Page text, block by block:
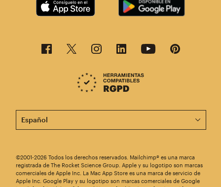
Esta página está disponible en otros idiomas. ¡Elige
©2001-2026 Todos los derechos reservados. Mailchimp® es una marca
registrada de The Rocket Science Group. Apple y su logotipo son marcas
comerciales de Apple Inc. La Mac App Store es una marca de servicio de
Apple Inc. Google Play y su logotipo son marcas comerciales de Google